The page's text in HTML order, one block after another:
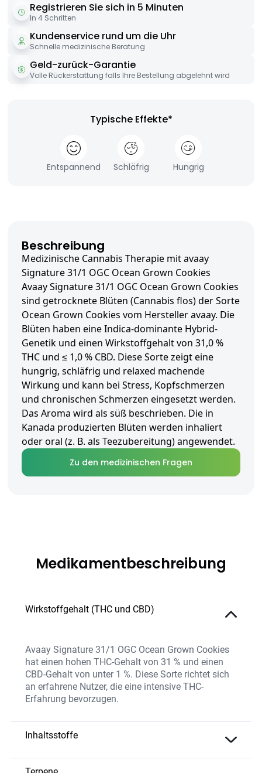
Registrieren Sie sich in 5 Minuten
In 4 Schritten
Kundenservice rund um die Uhr
Schnelle medizinische Beratung
Geld-zurück-Garantie
Volle Rückerstattung falls Ihre Bestellung abgelehnt wird
Typische Effekte*
Entspannend Schläfrig Hungrig
Beschreibung
Medizinische Cannabis Therapie mit avaay
Signature 31/1 OGC Ocean Grown Cookies
Avaay Signature 31/1 OGC Ocean Grown Cookies
sind getrocknete Blüten (Cannabis flos) der Sorte
Ocean Grown Cookies vom Hersteller avaay. Die
Blüten haben eine Indica-dominante Hybrid-
Genetik und einen Wirkstoffgehalt von 31,0 %
THC und ≤ 1,0 % CBD. Diese Sorte zeigt eine
hungrig, schläfrig und relaxed machende
Wirkung und kann bei Stress, Kopfschmerzen
und chronischen Schmerzen eingesetzt werden.
Das Aroma wird als süß beschrieben. Die in
Kanada produzierten Blüten werden inhaliert
oder oral (z. B. als Teezubereitung) angewendet.
Zu den medizinischen Fragen
Medikamentbeschreibung
Wirkstoffgehalt (THC und CBD)
Avaay Signature 31/1 OGC Ocean Grown Cookies
hat einen hohen THC-Gehalt von 31 % und einen
CBD-Gehalt von unter 1 %. Diese Sorte richtet sich
an erfahrene Nutzer, die eine intensive THC-
Erfahrung bevorzugen.
Inhaltsstoffe
Die Sorte ist reich an THC und enthält natürliche
Terpene und Flavonoide, die die therapeutische